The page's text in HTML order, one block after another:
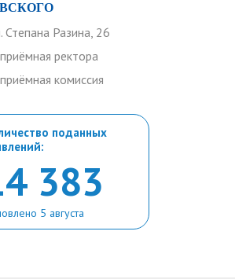
Степана Разина, 26
ректора
комиссия
поданных
383
5 августа